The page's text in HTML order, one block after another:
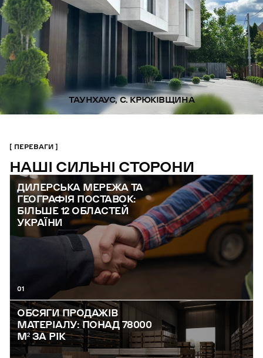
ТАУНХАУС, С. КРЮКІВЩИНА
ПЕРЕВАГИ
НАШІ СИЛЬНІ СТОРОНИ
ДИЛЕРСЬКА МЕРЕЖА ТА
ГЕОГРАФІЯ ПОСТАВОК:
БІЛЬШЕ 12 ОБЛАСТЕЙ
УКРАЇНИ
01
ОБСЯГИ ПРОДАЖІВ
МАТЕРІАЛУ: ПОНАД 78000
М² ЗА РІК